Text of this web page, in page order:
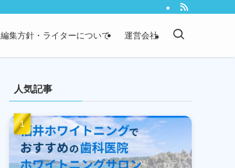
編集方針・ライターについて 運営会社
人気記事